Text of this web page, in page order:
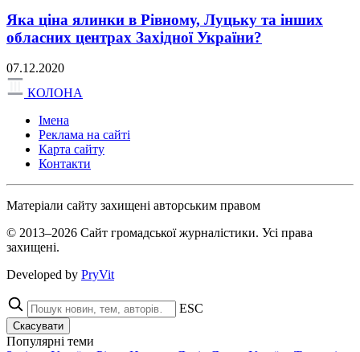
Яка ціна ялинки в Рівному, Луцьку та інших
обласних центрах Західної України?
07.12.2020
КОЛОНА
Імена
Реклама на сайті
Карта сайту
Контакти
Матеріали сайту захищені авторським правом
© 2013–2026 Сайт громадської журналістики. Усі права
захищені.
Developed by PryVit
ESC
Скасувати
Популярні теми